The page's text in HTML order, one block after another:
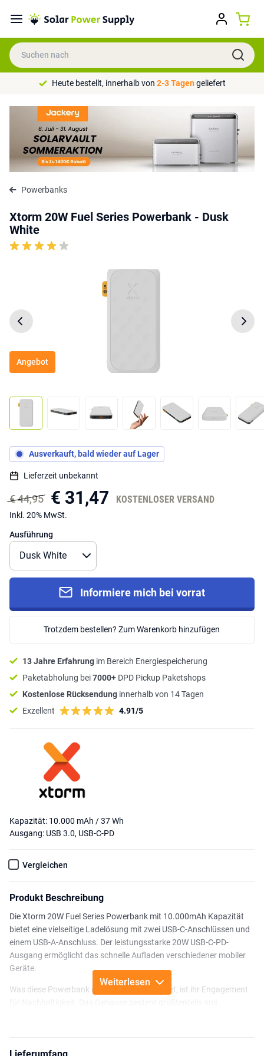
Heute bestellt, innerhalb von 2-3 Tagengeliefert
Powerbanks
Xtorm 20W Fuel Series Powerbank - Dusk
White
Angebot
Ausverkauft, bald wieder auf Lager
Lieferzeit unbekannt
€ 44,95 € 31,47 KOSTENLOSER VERSAND
Inkl. 20% MwSt.
Ausführung
Informiere mich bei vorrat
Trotzdem bestellen? Zum Warenkorb hinzufügen
13 Jahre Erfahrung im Bereich Energiespeicherung
Paketabholung bei7000+ DPD Pickup Paketshops
Kostenlose Rücksendung innerhalb von 14 Tagen
Exzellent
4.91/5
Kapazität: 10.000 mAh / 37 Wh
Ausgang: USB 3.0, USB-C-PD
Vergleichen
Produkt Beschreibung
Die Xtorm 20W Fuel Series Powerbank mit 10.000mAh Kapazität
bietet eine vielseitige Ladelösung mit zwei USB-C-Anschlüssen und
einem USB-A-Anschluss. Der leistungsstarke 20W USB-C-PD-
Ausgang ermöglicht das schnelle Aufladen verschiedener mobiler
Geräte.
Was diese Powerbank noch mehr auszeichnet, ist ihr Engagement
Weiterlesen